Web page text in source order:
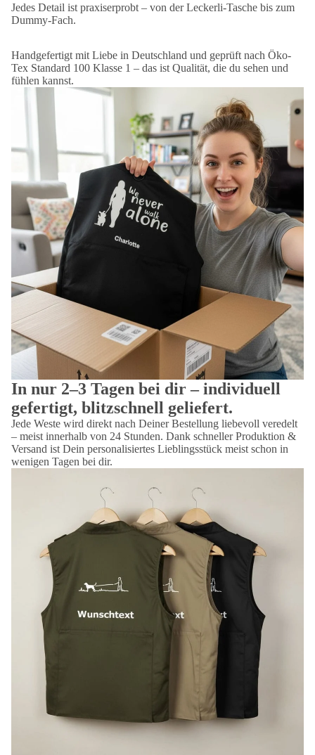
Jedes Detail ist praxiserprobt – von der Leckerli-Tasche bis zum
Dummy-Fach.
Handgefertigt mit Liebe in Deutschland und geprüft nach Öko-
Tex Standard 100 Klasse 1 – das ist Qualität, die du sehen und
fühlen kannst.
In nur 2–3 Tagen bei dir – individuell
gefertigt, blitzschnell geliefert.
Jede Weste wird direkt nach Deiner Bestellung liebevoll veredelt
– meist innerhalb von 24 Stunden. Dank schneller Produktion &
Versand ist Dein personalisiertes Lieblingsstück meist schon in
wenigen Tagen bei dir.